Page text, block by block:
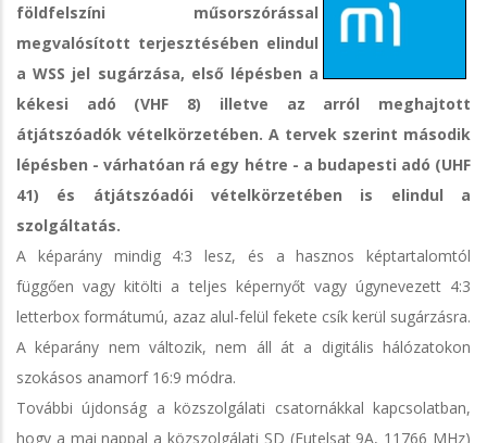
földfelszíni műsorszórással
megvalósított terjesztésében elindul
a WSS jel sugárzása, első lépésben a
kékesi adó (VHF 8) illetve az arról meghajtott
átjátszóadók vételkörzetében. A tervek szerint második
lépésben - várhatóan rá egy hétre - a budapesti adó (UHF
41) és átjátszóadói vételkörzetében is elindul a
szolgáltatás.
A képarány mindig 4:3 lesz, és a hasznos képtartalomtól
függően vagy kitölti a teljes képernyőt vagy úgynevezett 4:3
letterbox formátumú, azaz alul-felül fekete csík kerül sugárzásra.
A képarány nem változik, nem áll át a digitális hálózatokon
szokásos anamorf 16:9 módra.
További újdonság a közszolgálati csatornákkal kapcsolatban,
hogy a mai nappal a közszolgálati SD (Eutelsat 9A, 11766 MHz)